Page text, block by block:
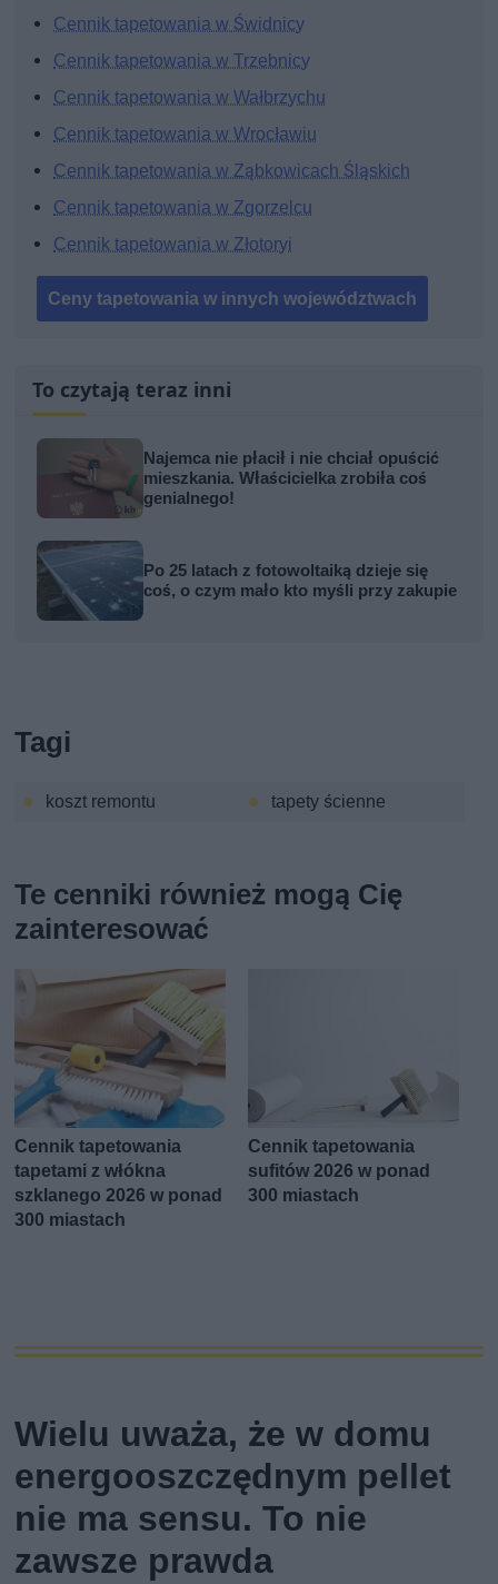
Cennik tapetowania w Świdnicy
Cennik tapetowania w Trzebnicy
Cennik tapetowania w Wałbrzychu
Cennik tapetowania w Wrocławiu
Cennik tapetowania w Ząbkowicach Śląskich
Cennik tapetowania w Zgorzelcu
Cennik tapetowania w Złotoryi
Ceny tapetowania w innych województwach
To czytają teraz inni
Najemca nie płacił i nie chciał opuścić
mieszkania. Właścicielka zrobiła coś
genialnego!
Po 25 latach z fotowoltaiką dzieje się
coś, o czym mało kto myśli przy zakupie
Tagi
koszt remontu tapety ścienne
Te cenniki również mogą Cię
zainteresować
Cennik tapetowania
tapetami z włókna
szklanego 2026 w ponad
300 miastach
Cennik tapetowania
sufitów 2026 w ponad
300 miastach
Wielu uważa, że w domu
energooszczędnym pellet
nie ma sensu. To nie
zawsze prawda